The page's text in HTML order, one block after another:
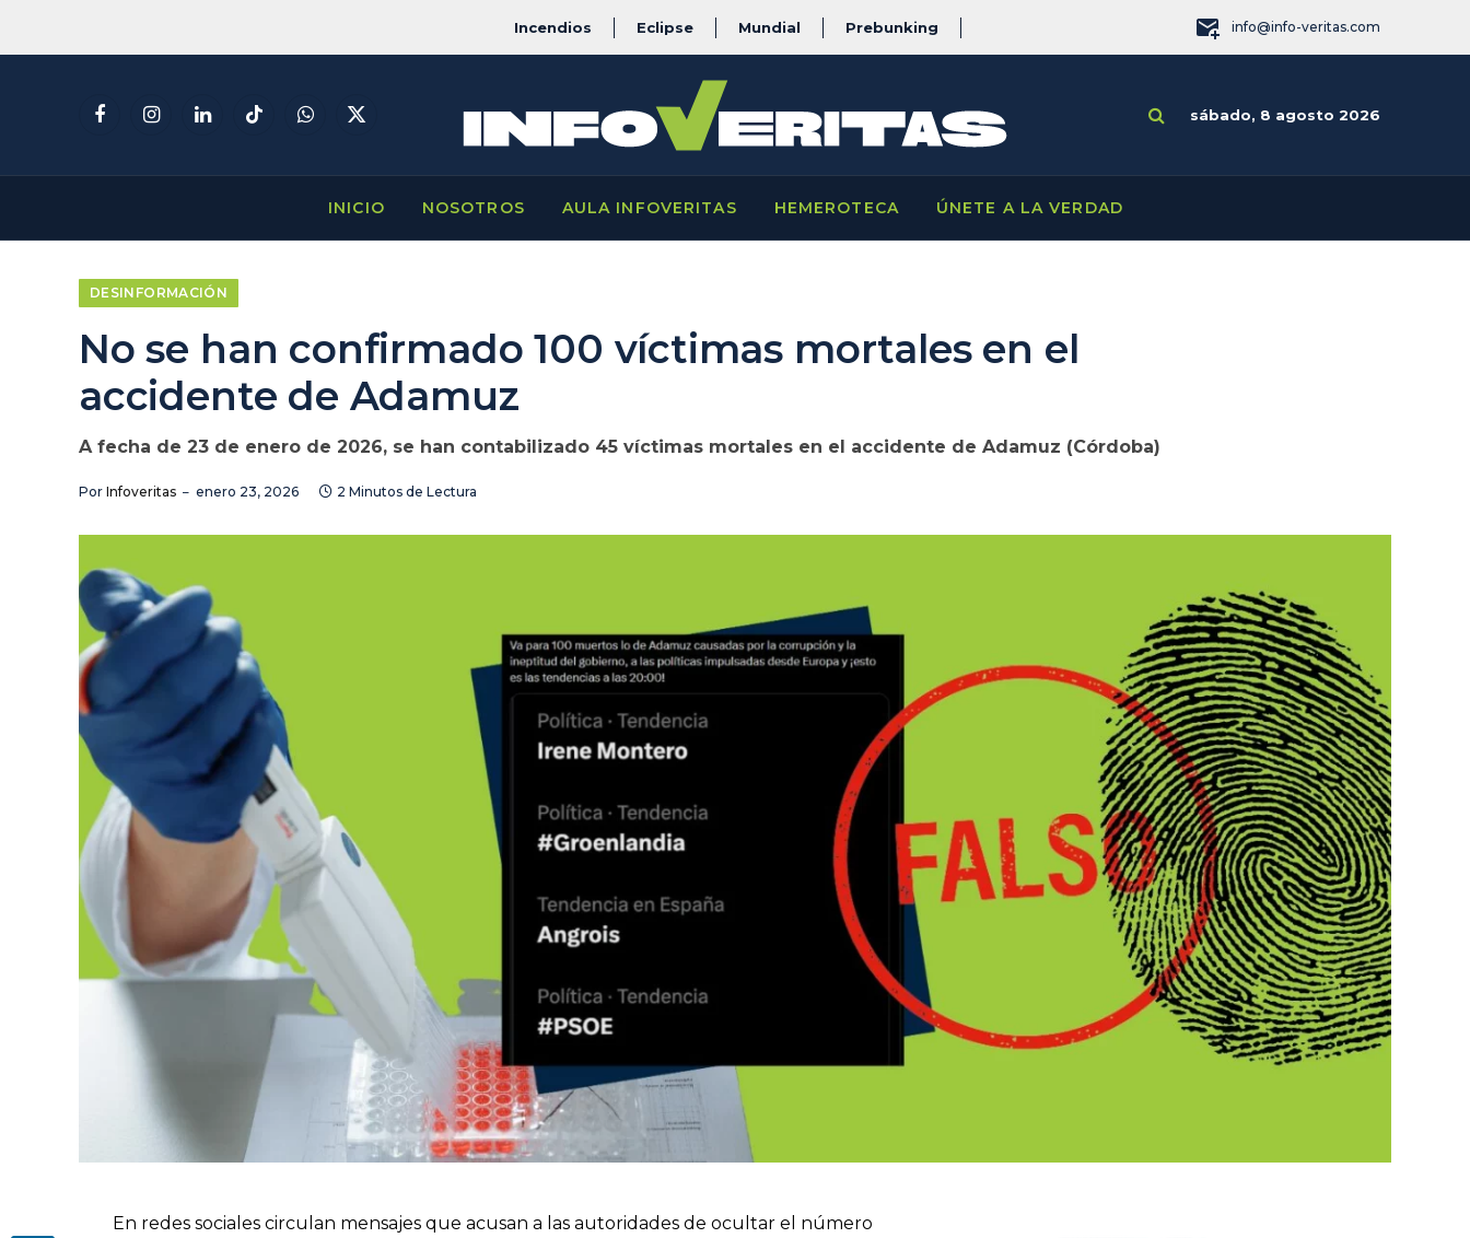
Incendios Eclipse Mundial Prebunking info@info-veritas.com
FacebookInstagramLinkedInTikTokWhatsApp
X
sábado, 8 agosto 2026
INICIO NOSOTROS AULA INFOVERITAS HEMEROTECA ÚNETE A LA VERDAD
DESINFORMACIÓN
No se han confirmado 100 víctimas mortales en el
accidente de Adamuz
A fecha de 23 de enero de 2026, se han contabilizado 45 víctimas mortales en el accidente de Adamuz (Córdoba)
Por Infoveritas enero 23, 2026 2 Minutos de Lectura
En redes sociales circulan mensajes que acusan a las autoridades de ocultar el número